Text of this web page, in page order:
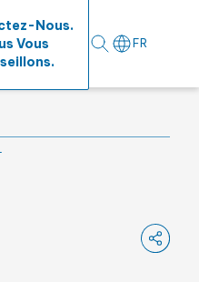
FR
Nous.
Vous